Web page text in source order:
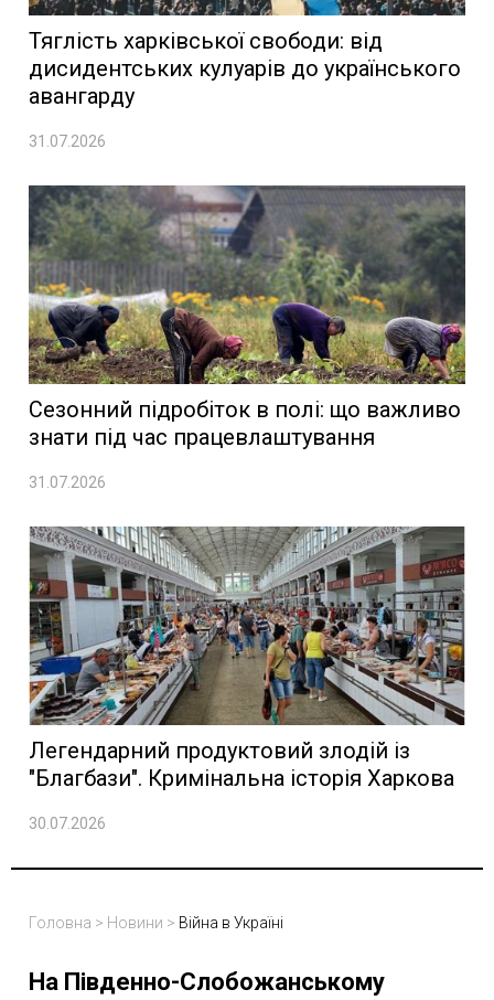
Тяглість харківської свободи: від
дисидентських кулуарів до українського
авангарду
31.07.2026
Сезонний підробіток в полі: що важливо
знати під час працевлаштування
31.07.2026
Легендарний продуктовий злодій із
"Благбази". Кримінальна історія Харкова
30.07.2026
Головна > Новини > Війна в Україні
На Південно-Слобожанському